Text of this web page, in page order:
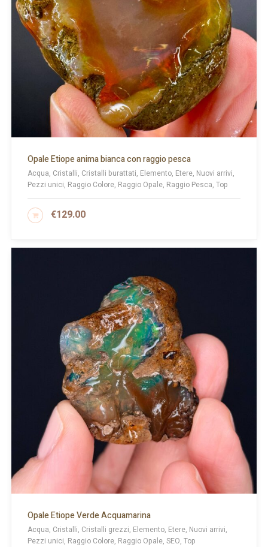
Opale Etiope anima bianca con raggio pesca
Acqua, Cristalli, Cristalli burattati, Elemento, Etere, Nuovi arrivi,
Pezzi unici, Raggio Colore, Raggio Opale, Raggio Pesca, Top
€129.00
AGGIUNGI AL CARRELLO
Opale Etiope Verde Acquamarina
Acqua, Cristalli, Cristalli grezzi, Elemento, Etere, Nuovi arrivi,
Pezzi unici, Raggio Colore, Raggio Opale, SEO, Top